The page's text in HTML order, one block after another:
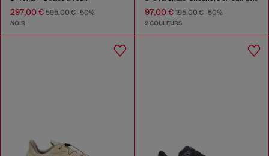
297,00 € 595,00 €-50%
NOIR
97,00 €195,00 €-50%
2 COULEURS